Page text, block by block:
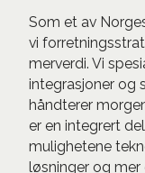
Som et av
vi
merverdi. Vi
integrasjoner og
håndterer
er en integrert
mulighetene
løsninger og mer